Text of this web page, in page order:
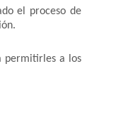
el proceso de
permitirles a los